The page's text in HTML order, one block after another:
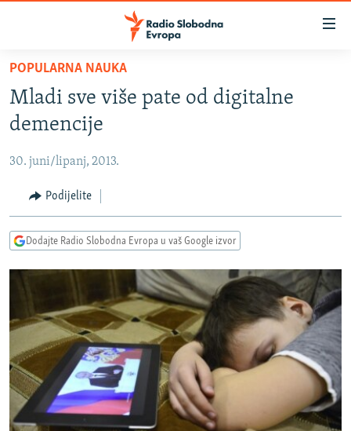
Pređite
glavni
sadržaj
na
navigaciju
Pređite
na
VIJESTI
BOSNA I HERCEGOVINA
KOSOVO
CRNA GORA
VIDEO
INFOGRAFIKE
PODCASTI
RAT U UKRAJINI
KINA NA BALKANU
RSE PRIČE IZ SVIJETA
ISPRIČAJ MI
DNEVNO@RSE
SPECIJALI RSE
POPULARNA NAUKA
Mladi sve više pate od digitalne
demencije
30. juni/lipanj, 2013.
Podijelite
Dodajte Radio Slobodna Evropa u vaš Google izvor